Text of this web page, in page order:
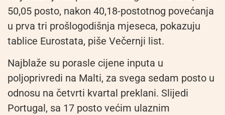
50,05 posto, nakon 40,18-postotnog povećanja
u prva tri prošlogodišnja mjeseca, pokazuju
tablice Eurostata, piše Večernji list.
Najblaže su porasle cijene inputa u
poljoprivredi na Malti, za svega sedam posto u
odnosu na četvrti kvartal preklani. Slijedi
Portugal, sa 17 posto većim ulaznim